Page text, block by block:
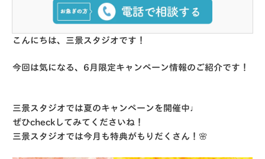
こんにちは、三景スタジオです！
今回は気になる、6月限定キャンペーン情報のご紹介です！
三景スタジオでは夏のキャンペーンを開催中♩
ぜひcheckしてみてくださいね！
三景スタジオでは今月も特典がもりだくさん！🌸